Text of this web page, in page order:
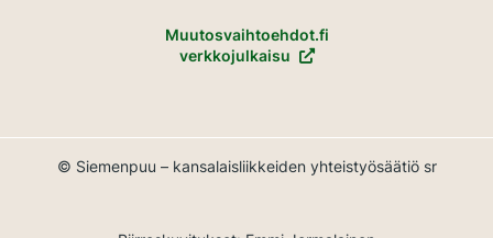
Muutosvaihtoehdot.fi
verkkojulkaisu
© Siemenpuu – kansalaisliikkeiden yhteistyösäätiö sr